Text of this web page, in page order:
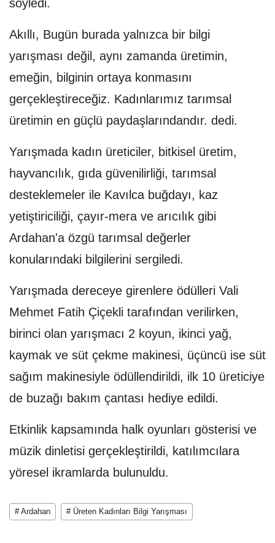
söyledi.
Akıllı, Bugün burada yalnızca bir bilgi
yarışması değil, aynı zamanda üretimin,
emeğin, bilginin ortaya konmasını
gerçekleştireceğiz. Kadınlarımız tarımsal
üretimin en güçlü paydaşlarındandır. dedi.
Yarışmada kadın üreticiler, bitkisel üretim,
hayvancılık, gıda güvenilirliği, tarımsal
desteklemeler ile Kavılca buğdayı, kaz
yetiştiriciliği, çayır-mera ve arıcılık gibi
Ardahan'a özgü tarımsal değerler
konularındaki bilgilerini sergiledi.
Yarışmada dereceye girenlere ödülleri Vali
Mehmet Fatih Çiçekli tarafından verilirken,
birinci olan yarışmacı 2 koyun, ikinci yağ,
kaymak ve süt çekme makinesi, üçüncü ise süt
sağım makinesiyle ödüllendirildi, ilk 10 üreticiye
de buzağı bakım çantası hediye edildi.
Etkinlik kapsamında halk oyunları gösterisi ve
müzik dinletisi gerçekleştirildi, katılımcılara
yöresel ikramlarda bulunuldu.
# Ardahan # Üreten Kadınları Bilgi Yarışması